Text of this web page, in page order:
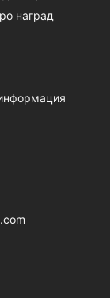
наград